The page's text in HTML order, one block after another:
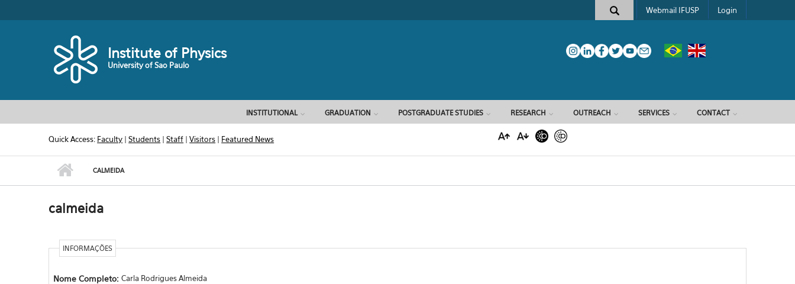
Search form
Webmail IFUSP Login
Institute of Physics
University of Sao Paulo
INSTITUTIONAL GRADUATION POSTGRADUATE STUDIES RESEARCH OUTREACH SERVICES CONTACT
Quick Access: Faculty |Students |Staff |Visitors | Featured News
CALMEIDA
calmeida
INFORMAÇÕES
Nome Completo: Carla Rodrigues Almeida